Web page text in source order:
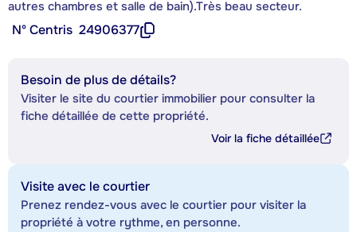
autres chambres et salle de bain).Très beau secteur.
Nº Centris 24906377
Besoin de plus de détails?
Visiter le site du courtier immobilier pour consulter la
fiche détaillée de cette propriété.
Voir la fiche détaillée
Visite avec le courtier
Prenez rendez-vous avec le courtier pour visiter la
propriété à votre rythme, en personne.